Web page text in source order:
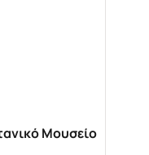
Μουσείο